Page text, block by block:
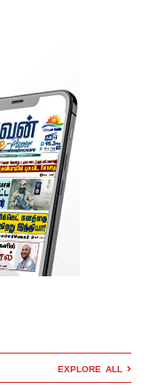
EXPLORE ALL